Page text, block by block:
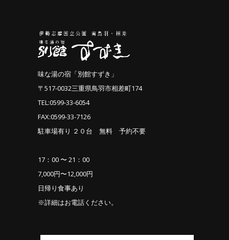
味な湯の宿「別館すずき」
〒517-0032三重県鳥羽市相差町174
TEL:0599-33-6054
FAX:0599-33-7126
駐車場有り ２０台 無料 予約不要
17：00 〜 21：00
7,000円〜12,000円
日帰り食事あり
※詳細はお電話ください。